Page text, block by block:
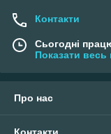
Контакти
Сьогодні
Показати весь
Про нас